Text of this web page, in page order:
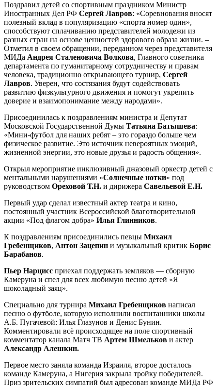
Поздравил детей со спортивным праздником Министр
Иностранных Дел РФ Сергей Лавров: «Соревнования вносят
полезный вклад в популяризацию «спорта номер один»,
способствуют сплачиванию представителей молодежи из
разных стран на основе ценностей здорового образа жизни. –
Отметил в своем обращении, переданном через представителя
МИДа Андрея Сталеновича Волкова, Главного советника
департамента по гуманитарному сотрудничеству и правам
человека, традиционно открывающего турнир, Сергей
Лавров. Уверен, что состязания будут содействовать
развитию физкультурного движения и помогут укрепить
доверие и взаимопонимание между народами».
Присоединилась к поздравлениям министра и Депутат
Московской Государственной Думы Татьяна Батышева:
«Мини-футбол для наших ребят – это гораздо больше чем
физическое развитие. Это источник невероятных эмоций,
жизненной энергии, это новые друзья и радость общения».
Открыл мероприятие инклюзивный джазовый оркестр детей с
ментальными нарушениями «Солнечные нотки» под
руководством Ореховой Т.Н. и дирижера Савельевой Е.Н.
Первый удар сделал известный актер театра и кино,
постоянный участник Всероссийской благотворительной
акции «Под флагом добра» Илья Глинников.
К поздравлениям присоединились певцы Михаил
Гребенщиков, Антон Зацепин и музыкальный критик Борис
Барабанов.
Пьер Нарцисс приехал поддержать земляков — сборную
Камеруна и спел для всех любимую песню детей «Я
шоколадный заяц».
Специально для турнира Михаил Гребенщиков написал
песню о футболе, которую исполнили воспитанники школы
А.Б. Пугачевой: Илья Глазунов и Денис Бунин.
Комментировали всё происходящее на поле спортивный
комментатор канала Матч ТВ Артем Шмельков и актер
Александр Алешкин.
Первое место заняла команда Израиля, второе досталось
команде Камеруна, а Нигерия закрыла тройку победителей.
Приз зрительских симпатий был адресован команде МИДа РФ